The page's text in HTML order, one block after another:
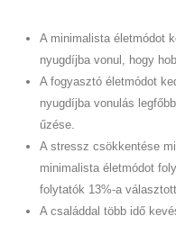
A minimalista életmódot
nyugdíjba vonul, hogy
A fogyasztó életmódot
nyugdíjba vonulás
űzése.
A stressz csökkentése
minimalista életmódot
folytatók 13%-a
A családdal több idő